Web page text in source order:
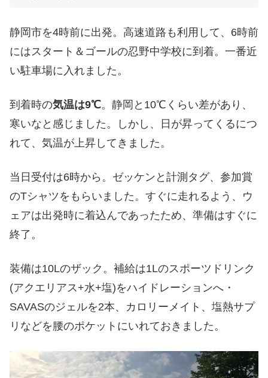
静岡市を4時前に出発。高速道路も利用して、6時前
にはスタート＆ゴールの忍野中学校に到着。一番近
い駐車場に入れました。
到着時の気温は9℃。静岡と10℃くらい差があり、
寒いなと感じました。しかし、日が昇ってくるにつ
れて、気温が上昇してきました。
当日受付は6時から。ゼッケンと計測タグ、参加賞
のTシャツをもらいました。すぐに走れるよう、ウ
ェアは出発時に着込んであったため、準備はすぐに
終了。
装備は10Lのザック。補給は1Lのスポーツドリンク
(アクエリアス+水+塩)をハイドレーションへ・
SAVASのジェルを2本、カロリーメイト、塩熱サプ
リなどを腰のポケットにいれておきました。